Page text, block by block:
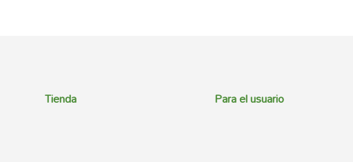
Tienda Para el usuario